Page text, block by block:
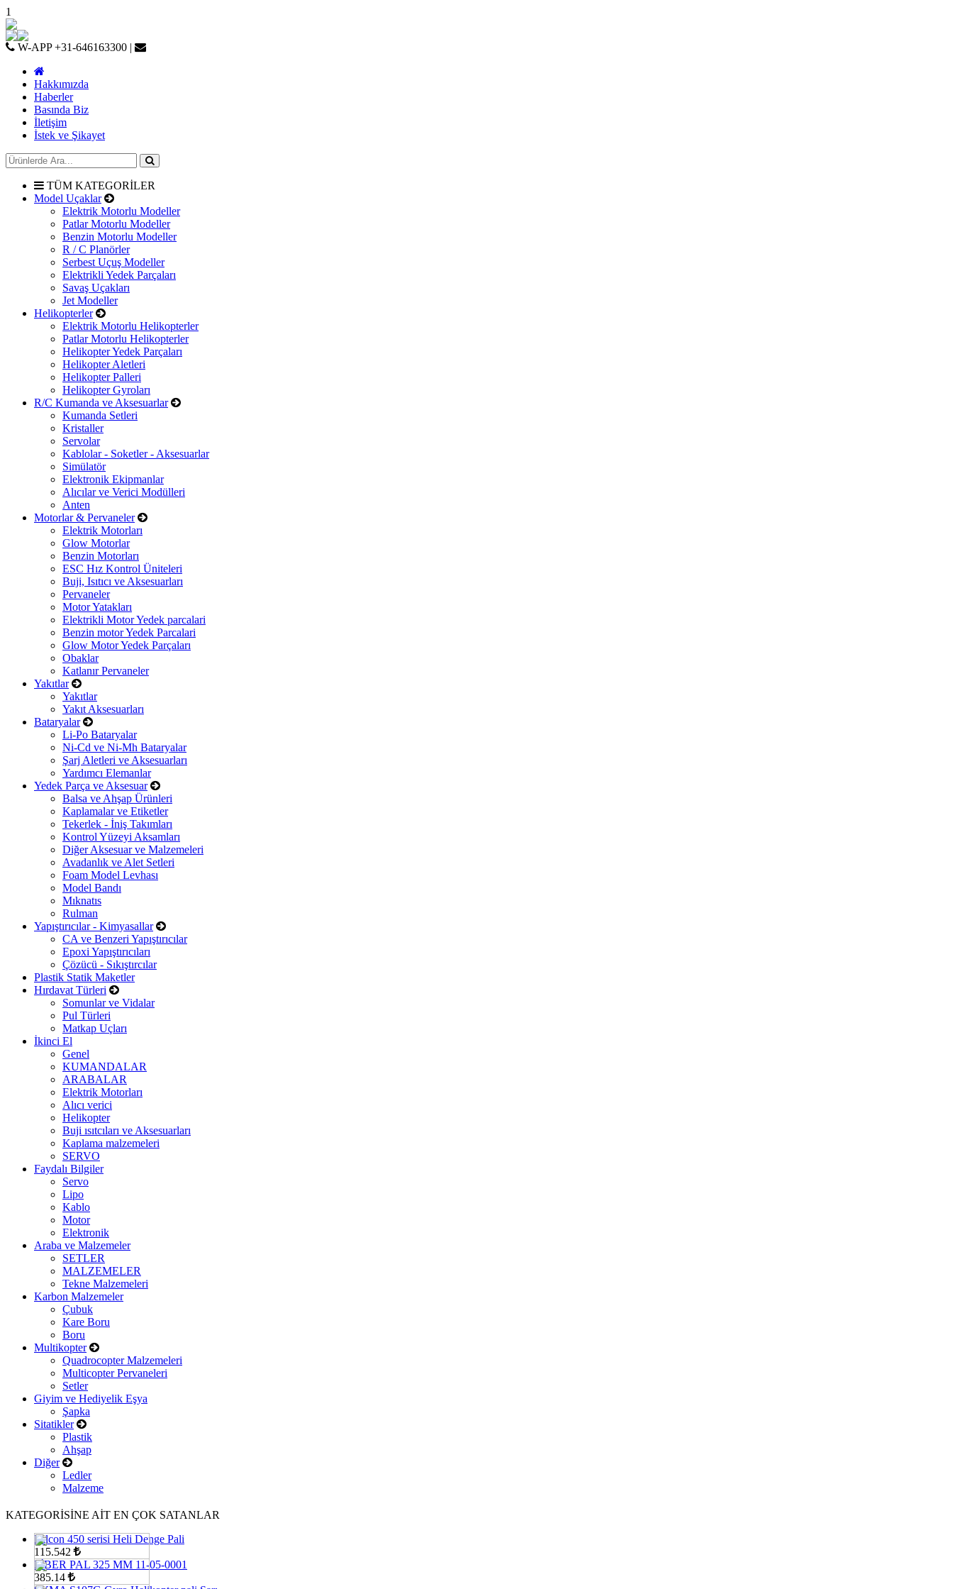
1
W-APP +31-646163300 |
Hakkımızda
Haberler
Basında Biz
İletişim
İstek ve Şikayet
TÜM KATEGORİLER
Model Uçaklar
Elektrik Motorlu Modeller
Patlar Motorlu Modeller
Benzin Motorlu Modeller
R / C Planörler
Serbest Uçuş Modeller
Elektrikli Yedek Parçaları
Savaş Uçakları
Jet Modeller
Helikopterler
Elektrik Motorlu Helikopterler
Patlar Motorlu Helikopterler
Helikopter Yedek Parçaları
Helikopter Aletleri
Helikopter Palleri
Helikopter Gyroları
R/C Kumanda ve Aksesuarlar
Kumanda Setleri
Kristaller
Servolar
Kablolar - Soketler - Aksesuarlar
Simülatör
Elektronik Ekipmanlar
Alıcılar ve Verici Modülleri
Anten
Motorlar & Pervaneler
Elektrik Motorları
Glow Motorlar
Benzin Motorları
ESC Hız Kontrol Üniteleri
Buji, Isıtıcı ve Aksesuarları
Pervaneler
Motor Yatakları
Elektrikli Motor Yedek parcalari
Benzin motor Yedek Parcalari
Glow Motor Yedek Parçaları
Obaklar
Katlanır Pervaneler
Yakıtlar
Yakıtlar
Yakıt Aksesuarları
Bataryalar
Li-Po Bataryalar
Ni-Cd ve Ni-Mh Bataryalar
Şarj Aletleri ve Aksesuarları
Yardımcı Elemanlar
Yedek Parça ve Aksesuar
Balsa ve Ahşap Ürünleri
Kaplamalar ve Etiketler
Tekerlek - İniş Takımları
Kontrol Yüzeyi Aksamları
Diğer Aksesuar ve Malzemeleri
Avadanlık ve Alet Setleri
Foam Model Levhası
Model Bandı
Mıknatıs
Rulman
Yapıştırıcılar - Kimyasallar
CA ve Benzeri Yapıştırıcılar
Epoxi Yapıştırıcıları
Çözücü - Sıkıştırcılar
Plastik Statik Maketler
Hırdavat Türleri
Somunlar ve Vidalar
Pul Türleri
Matkap Uçları
İkinci El
Genel
KUMANDALAR
ARABALAR
Elektrik Motorları
Alıcı verici
Helikopter
Buji ısıtcıları ve Aksesuarları
Kaplama malzemeleri
SERVO
Faydalı Bilgiler
Servo
Lipo
Kablo
Motor
Elektronik
Araba ve Malzemeler
SETLER
MALZEMELER
Tekne Malzemeleri
Karbon Malzemeler
Çubuk
Kare Boru
Boru
Multikopter
Quadrocopter Malzemeleri
Multicopter Pervaneleri
Setler
Giyim ve Hediyelik Eşya
Şapka
Sitatikler
Plastik
Ahşap
Diğer
Ledler
Malzeme
KATEGORİSİNE AİT EN ÇOK SATANLAR
Falcon 450 serisi Heli Denge Pali
115.542
FİBER PAL 325 MM 11-05-0001
385.14